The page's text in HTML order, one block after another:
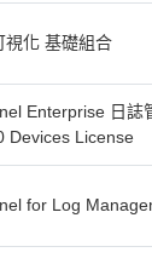
視化 基礎組合
Enterprise 日誌
Devices License
for Log